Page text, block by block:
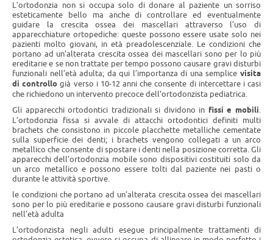
L’ortodonzia non si occupa solo di donare al paziente un sorriso
esteticamente bello ma anche di controllare ed eventualmente
guidare la crescita ossea dei mascellari attraverso l’uso di
apparecchiature ortopediche: queste possono essere usate solo nei
pazienti molto giovani, in età preadolescenziale. Le condizioni che
portano ad un’alterata crescita ossea dei mascellari sono per lo più
ereditarie e se non trattate per tempo possono causare gravi disturbi
funzionali nell’età adulta; da qui l’importanza di una semplice visita
di controllo già verso i 10-12 anni che consente di intercettare i casi
che richiedono un intervento precoce dell’ortodonzista pediatrica.
Gli apparecchi ortodontici tradizionali si dividono in fissi e mobili.
L’ortodonzia fissa si avvale di attacchi ortodontici definiti multi
brachets che consistono in piccole placchette metalliche cementate
sulla superficie dei denti; i brachets vengono collegati a un arco
metallico che consente di spostare i denti nella posizione corretta. Gli
apparecchi dell’ortodonzia mobile sono dispositivi costituiti solo da
un arco metallico e possono essere tolti dal paziente nei pasti o
durante le attività sportive.
le condizioni che portano ad un’alterata crescita ossea dei mascellari
sono per lo più ereditarie e possono causare gravi disturbi funzionali
nell’età adulta
L’ortodonzista negli adulti esegue principalmente trattamenti di